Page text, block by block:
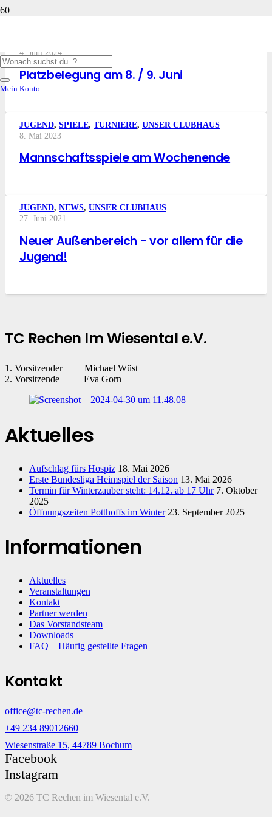
Mein Konto
4. Juni 2024
Platzbelegung am 8. / 9. Juni
JUGEND, SPIELE, TURNIERE, UNSER CLUBHAUS
8. Mai 2023
Mannschaftsspiele am Wochenende
JUGEND, NEWS, UNSER CLUBHAUS
27. Juni 2021
Neuer Außenbereich - vor allem für die
Jugend!
TC Rechen Im Wiesental e.V.
1. Vorsitzender Michael Wüst
2. Vorsitzende Eva Gorn
Aktuelles
Aufschlag fürs Hospiz 18. Mai 2026
Erste Bundesliga Heimspiel der Saison 13. Mai 2026
Termin für Winterzauber steht: 14.12. ab 17 Uhr 7. Oktober
2025
Öffnungszeiten Potthoffs im Winter 23. September 2025
Informationen
Aktuelles
Veranstaltungen
Kontakt
Partner werden
Das Vorstandsteam
Downloads
FAQ – Häufig gestellte Fragen
Kontakt
office@tc-rechen.de
+49 234 89012660
Wiesenstraße 15, 44789 Bochum
Facebook
Instagram
© 2026 TC Rechen im Wiesental e.V.